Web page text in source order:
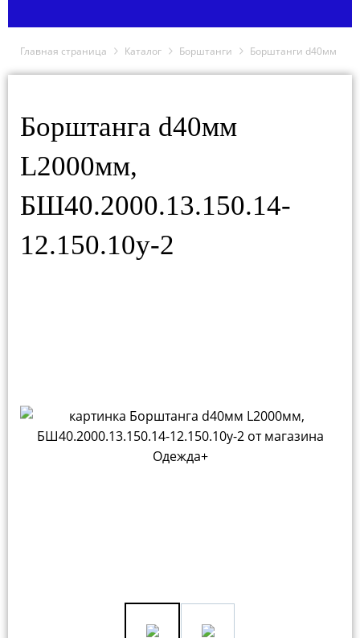
Главная страница Каталог Борштанги Борштанги d40мм
Борштанга d40мм
L2000мм,
БШ40.2000.13.150.14-
12.150.10у-2